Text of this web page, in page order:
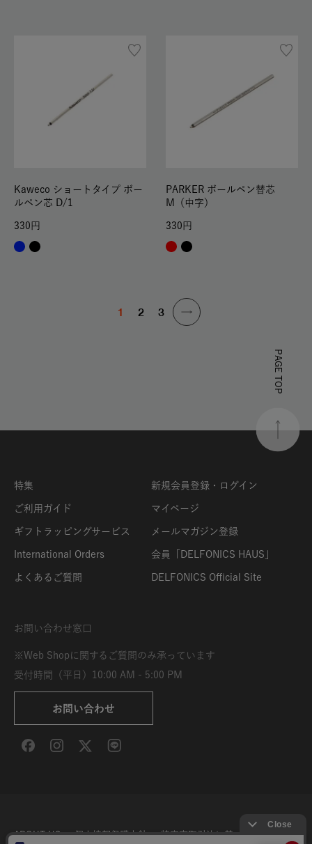
Kaweco ショートタイプ ボー
ルペン芯 D/1
330
PARKER ボールペン替芯
M（中字）
330
1 2 3
PAGE TOP
特集
ご利用ガイド
ギフトラッピングサービス
International Orders
よくあるご質問
新規会員登録・ログイン
マイページ
メールマガジン登録
会員「DELFONICS HAUS」
DELFONICS Official Site
お問い合わせ窓口
※Web Shopに関するご質問のみ承っています
受付時間（平日）10:00 AM - 5:00 PM
お問い合わせ
ABOUT US 個人情報保護方針 特定商取引法に基づく表示